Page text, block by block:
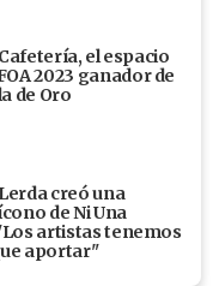
el espacio
2023 ganador de
de Oro
creó una
de Ni Una
artistas tenemos
aportar"